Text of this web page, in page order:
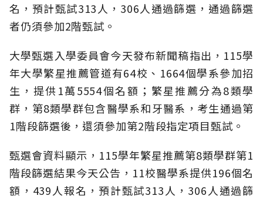
名，預計甄試313人，306人通過篩選，通過篩選
者仍須參加2階甄試。
大學甄選入學委員會今天發布新聞稿指出，115學
年大學繁星推薦管道有64校、1664個學系參加招
生，提供1萬5554個名額；繁星推薦分為8類學
群，第8類學群包含醫學系和牙醫系，考生通過第
1階段篩選後，還須參加第2階段指定項目甄試。
甄選會資料顯示，115學年繁星推薦第8類學群第1
階段篩選結果今天公告，11校醫學系提供196個名
額，439人報名，預計甄試313人，306人通過篩